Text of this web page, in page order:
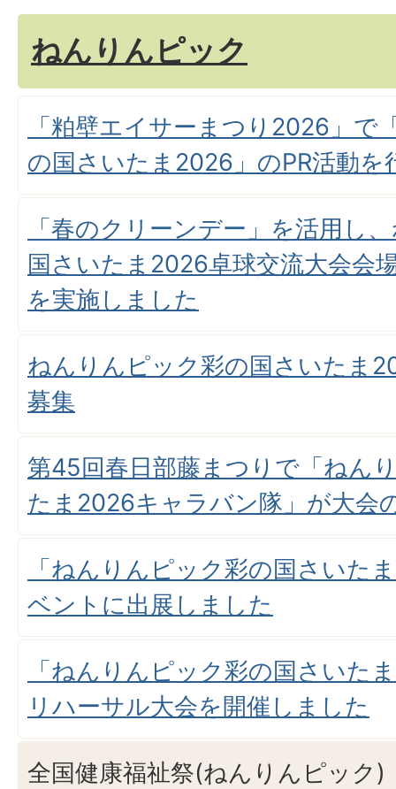
ねんりんピック
「粕壁エイサーまつり2026」で
の国さいたま2026」のPR活動を
「春のクリーンデー」を活用し
国さいたま2026卓球交流大会会
を実施しました
ねんりんピック彩の国さいたま
募集
第45回春日部藤まつりで「ねん
たま2026キャラバン隊」が大会
「ねんりんピック彩の国さいた
ベントに出展しました
「ねんりんピック彩の国さいた
リハーサル大会を開催しました
全国健康福祉祭(ねんりんピック)